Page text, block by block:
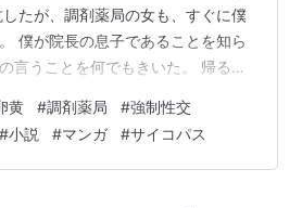
たが、調剤薬局の女も、すぐに僕
僕が院長の息子であることを知ら
言うことを何でもきいた。 帰ると
？」 と言って来たので、 「気が向
おいた。 調剤薬局の女は、「これ
うことなら何でもきく」とも言っ
黄 #調剤薬局 #強制性交
#小説 #マンガ #サイコパス